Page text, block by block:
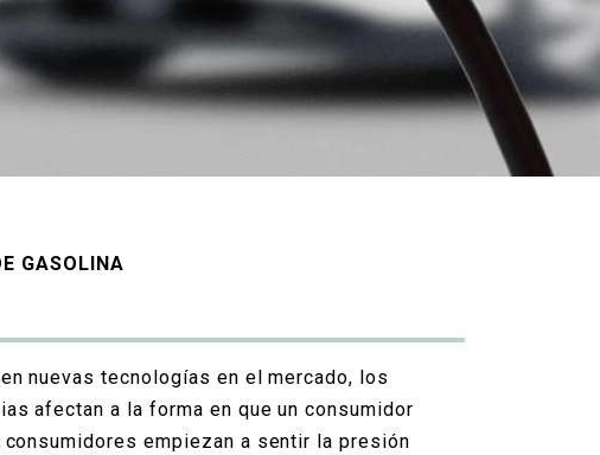
GASOLINA
nuevas tecnologías en el mercado, los
afectan a la forma en que un consumidor
empiezan a sentir la presión